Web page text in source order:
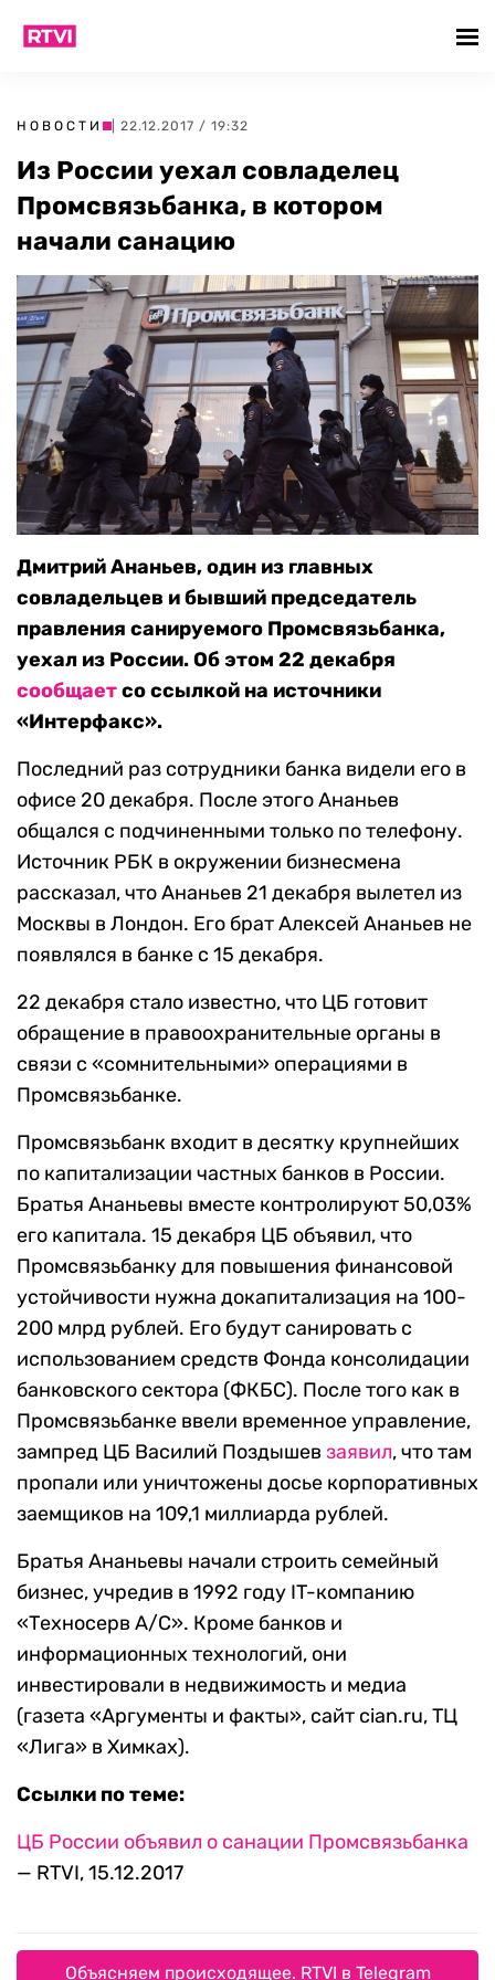
НОВОСТИ | 22.12.2017 / 19:32
Из России уехал совладелец
Промсвязьбанка, в котором
начали санацию
Дмитрий Ананьев, один из главных
совладельцев и бывший председатель
правления санируемого Промсвязьбанка,
уехал из России. Об этом 22 декабря
сообщаетсо ссылкой на источники
«Интерфакс».
Последний раз сотрудники банка видели его в
офисе 20 декабря. После этого Ананьев
общался с подчиненными только по телефону.
Источник РБК в окружении бизнесмена
рассказал, что Ананьев 21 декабря вылетел из
Москвы в Лондон. Его брат Алексей Ананьев не
появлялся в банке с 15 декабря.
22 декабря стало известно, что ЦБ готовит
обращение в правоохранительные органы в
связи с «сомнительными» операциями в
Промсвязьбанке.
Промсвязьбанк входит в десятку крупнейших
по капитализации частных банков в России.
Братья Ананьевы вместе контролируют 50,03%
его капитала. 15 декабря ЦБ объявил, что
Промсвязьбанку для повышения финансовой
устойчивости нужна докапитализация на 100-
200 млрд рублей. Его будут санировать с
использованием средств Фонда консолидации
банковского сектора (ФКБС). После того как в
Промсвязьбанке ввели временное управление,
зампред ЦБ Василий Поздышев заявил, что там
пропали или уничтожены досье корпоративных
заемщиков на 109,1 миллиарда рублей.
Братья Ананьевы начали строить семейный
бизнес, учредив в 1992 году IT-компанию
«Техносерв А/С». Кроме банков и
информационных технологий, они
инвестировали в недвижимость и медиа
(газета «Аргументы и факты», сайт cian.ru, ТЦ
«Лига» в Химках).
Ссылки по теме:
ЦБ России объявил о санации Промсвязьбанка
— RTVI, 15.12.2017
Объясняем происходящее. RTVI в Telegram